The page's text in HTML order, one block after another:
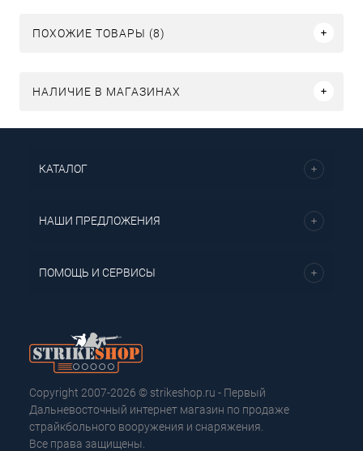
ПОХОЖИЕ ТОВАРЫ (8)
НАЛИЧИЕ В МАГАЗИНАХ
КАТАЛОГ
НАШИ ПРЕДЛОЖЕНИЯ
ПОМОЩЬ И СЕРВИСЫ
Copyright 2007-2026 © strikeshop.ru - Первый
Дальневосточный интернет магазин по продаже
страйкбольного вооружения и снаряжения.
Все права защищены.